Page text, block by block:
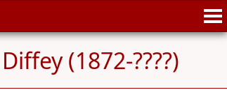
(1872-????)